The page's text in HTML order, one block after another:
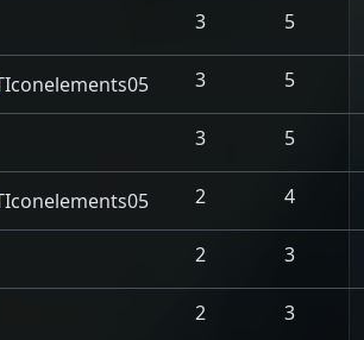
3 5
3 5
3 5
2 4
2 3
2 3